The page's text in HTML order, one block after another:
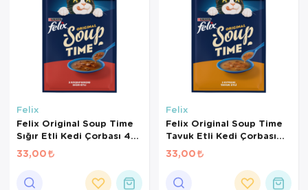
Felix
Felix Original Soup Time
Sığır Etli Kedi Çorbası 48
Gr
33,00
Felix
Felix Original Soup Time
Tavuk Etli Kedi Çorbası
48 Gr
33,00